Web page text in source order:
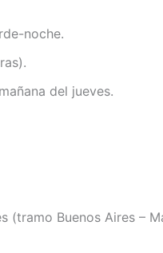
noche.
del jueves.
(tramo Buenos Aires –